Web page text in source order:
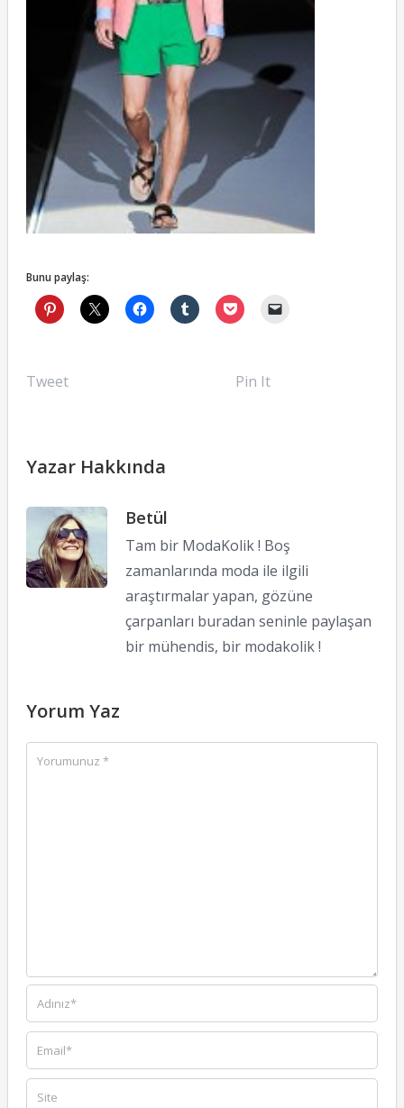
Bunu paylaş:
Tweet Pin It
Yazar Hakkında
Betül
Tam bir ModaKolik ! Boş
zamanlarında moda ile ilgili
araştırmalar yapan, gözüne
çarpanları buradan seninle paylaşan
bir mühendis, bir modakolik !
Yorum Yaz